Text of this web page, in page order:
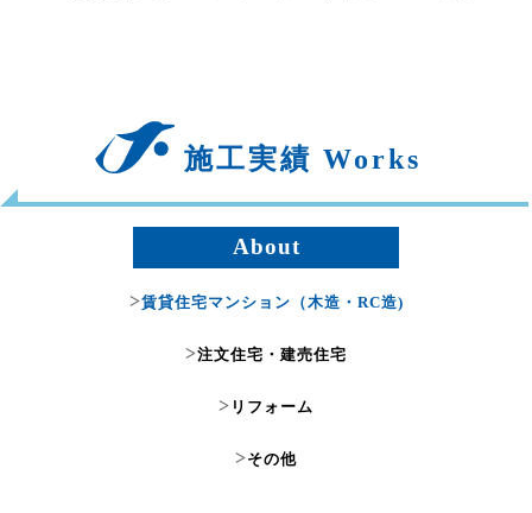
施工実績 Works
About
>賃貸住宅マンション（木造・RC造)
>注文住宅・建売住宅
> リフォーム
>その他